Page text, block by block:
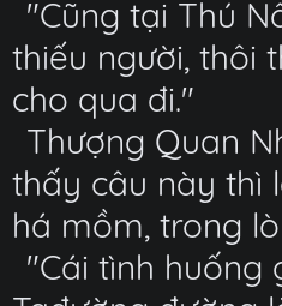
"Cũng tại Thú
thiếu người, thôi
cho qua đi."
Thượng Quan
thấy câu này thì
há mồm, trong
"Cái tình huống